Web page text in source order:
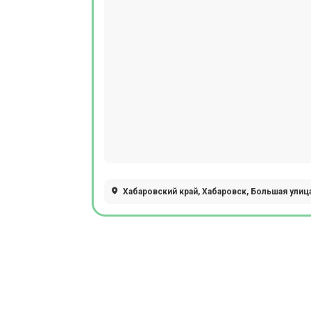
Хабаровский край, Хабаровск, Большая